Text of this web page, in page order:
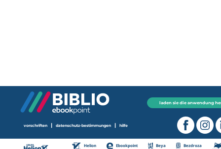
laden sie die anwendung
vorschriften | datenschutz-bestimmungen | hilfe
Helion Ebookpoint Beya Bezdroza